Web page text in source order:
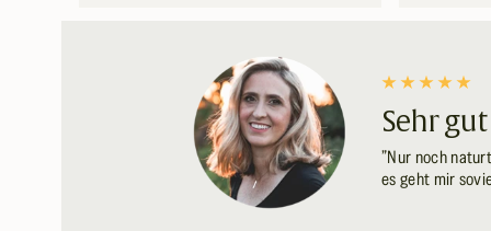
Sehr
”Nur noch
es geht mir